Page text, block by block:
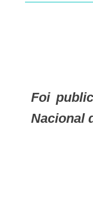
Foi publicada no DOU de hoje (12), a Portaria GM n. 121 que estabelece os vínculos de profissionais do Cadastro
Nacional